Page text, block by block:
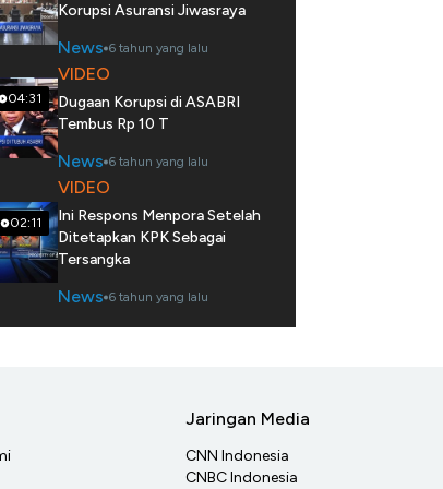
Korupsi Asuransi Jiwasraya
News 6 tahun yang lalu
04:31
VIDEO
Dugaan Korupsi di ASABRI
Tembus Rp 10 T
News 6 tahun yang lalu
02:11
VIDEO
Ini Respons Menpora Setelah
Ditetapkan KPK Sebagai
Tersangka
News 6 tahun yang lalu
Jaringan Media
CNN Indonesia
CNBC Indonesia